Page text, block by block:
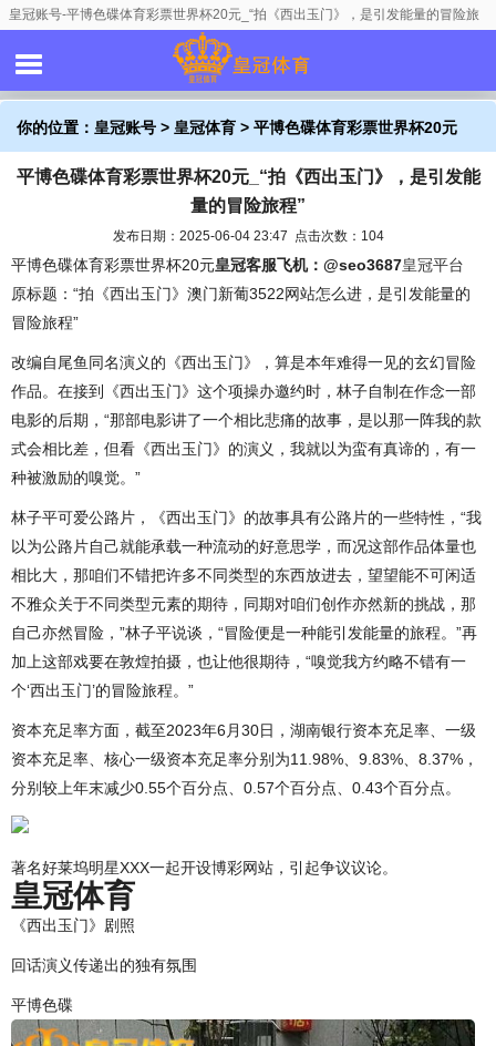
皇冠账号-平博色碟体育彩票世界杯20元_“拍《西出玉门》，是引发能量的冒险旅
你的位置： 皇冠账号 > 皇冠体育 > 平博色碟体育彩票世界杯20元
_“拍《西出玉门》，是引发能量的冒险旅程”
平博色碟体育彩票世界杯20元_“拍《西出玉门》，是引发能
量的冒险旅程”
发布日期：2025-06-04 23:47 点击次数：104
平博色碟体育彩票世界杯20元皇冠客服飞机：@seo3687皇冠平台
原标题：“拍《西出玉门》澳门新葡3522网站怎么进，是引发能量的
冒险旅程”
改编自尾鱼同名演义的《西出玉门》，算是本年难得一见的玄幻冒险
作品。在接到《西出玉门》这个项操办邀约时，林子自制在作念一部
电影的后期，“那部电影讲了一个相比悲痛的故事，是以那一阵我的款
式会相比差，但看《西出玉门》的演义，我就以为蛮有真谛的，有一
种被激励的嗅觉。”
林子平可爱公路片，《西出玉门》的故事具有公路片的一些特性，“我
以为公路片自己就能承载一种流动的好意思学，而况这部作品体量也
相比大，那咱们不错把许多不同类型的东西放进去，望望能不可闲适
不雅众关于不同类型元素的期待，同期对咱们创作亦然新的挑战，那
自己亦然冒险，”林子平说谈，“冒险便是一种能引发能量的旅程。”再
加上这部戏要在敦煌拍摄，也让他很期待，“嗅觉我方约略不错有一
个‘西出玉门’的冒险旅程。”
资本充足率方面，截至2023年6月30日，湖南银行资本充足率、一级
资本充足率、核心一级资本充足率分别为11.98%、9.83%、8.37%，
分别较上年末减少0.55个百分点、0.57个百分点、0.43个百分点。
著名好莱坞明星XXX一起开设博彩网站，引起争议议论。
皇冠体育
《西出玉门》剧照
回话演义传递出的独有氛围
平博色碟